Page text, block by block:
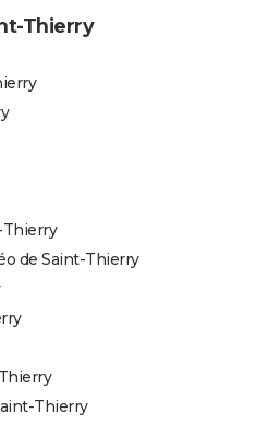
Thierry
de Saint-Thierry
Thierry